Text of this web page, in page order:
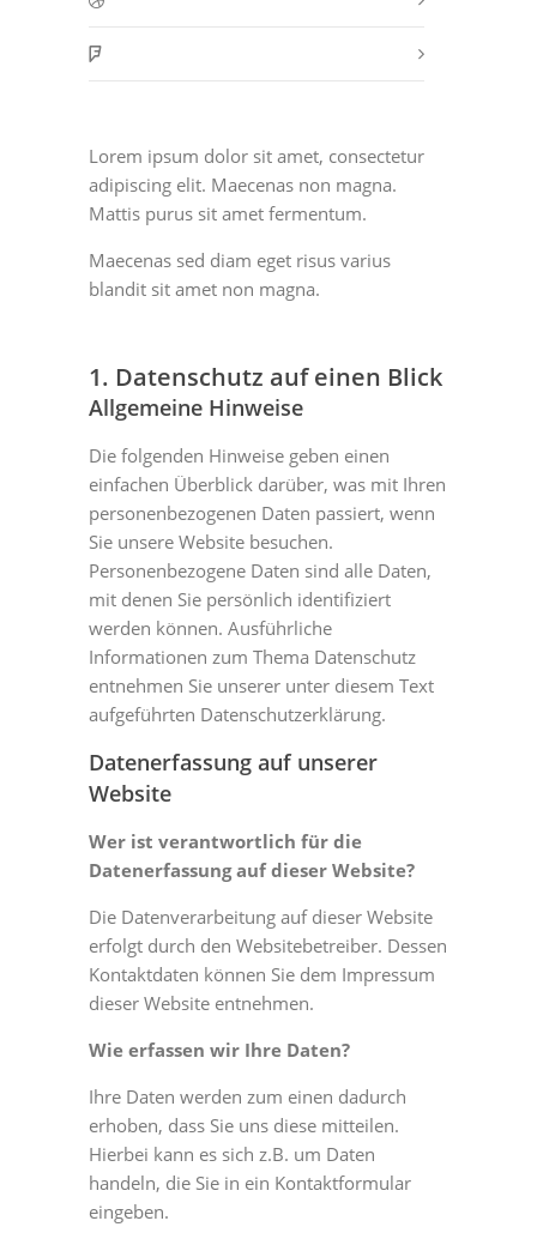
Lorem ipsum dolor sit amet, consectetur
adipiscing elit. Maecenas non magna.
Mattis purus sit amet fermentum.
Maecenas sed diam eget risus varius
blandit sit amet non magna.
1. Datenschutz auf einen Blick
Allgemeine Hinweise
Die folgenden Hinweise geben einen
einfachen Überblick darüber, was mit Ihren
personenbezogenen Daten passiert, wenn
Sie unsere Website besuchen.
Personenbezogene Daten sind alle Daten,
mit denen Sie persönlich identifiziert
werden können. Ausführliche
Informationen zum Thema Datenschutz
entnehmen Sie unserer unter diesem Text
aufgeführten Datenschutzerklärung.
Datenerfassung auf unserer
Website
Wer ist verantwortlich für die
Datenerfassung auf dieser Website?
Die Datenverarbeitung auf dieser Website
erfolgt durch den Websitebetreiber. Dessen
Kontaktdaten können Sie dem Impressum
dieser Website entnehmen.
Wie erfassen wir Ihre Daten?
Ihre Daten werden zum einen dadurch
erhoben, dass Sie uns diese mitteilen.
Hierbei kann es sich z.B. um Daten
handeln, die Sie in ein Kontaktformular
eingeben.